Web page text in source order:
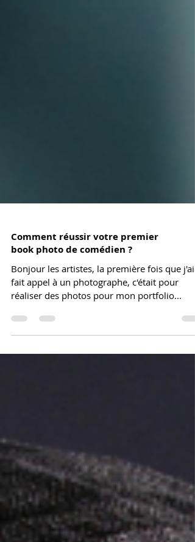
Comment réussir votre premier
book photo de comédien ?
Bonjour les artistes, la première fois que j'ai
réaliser des photos pour mon portfolio...